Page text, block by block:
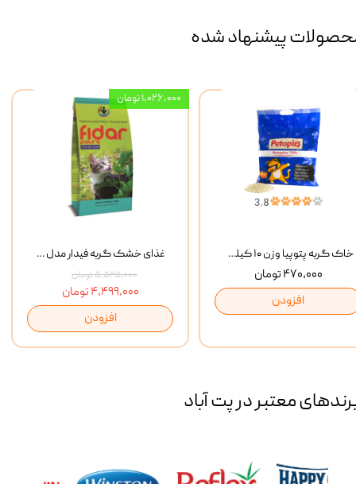
پیشنهاد شده
غذای خشک گربه فیدار مدل Adult وزن 10 کیلوگرم
۵,۵۲۵,۰۰۰ تومان
۴,۴۹۹,۰۰۰ تومان
افزودن
۱,۰۲۶,۰۰۰ تومان
خاک گربه پتوپیا وزن ۱۰ کیلوگرم
۴۷۰,۰۰۰ تومان
افزودن
معتبر در پت آباد